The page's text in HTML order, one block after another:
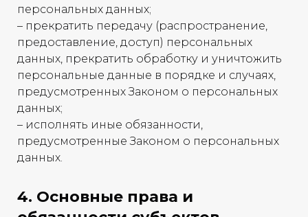
персональных данных;
– прекратить передачу (распространение,
предоставление, доступ) персональных
данных, прекратить обработку и уничтожить
персональные данные в порядке и случаях,
предусмотренных Законом о персональных
данных;
– исполнять иные обязанности,
предусмотренные Законом о персональных
данных.
4. Основные права и